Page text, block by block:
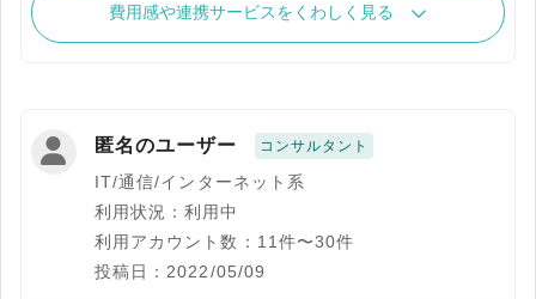
費用感や連携サービスをくわしく見る
匿名のユーザー コンサルタント
IT/通信/インターネット系
利用状況：利用中
利用アカウント数：11件〜30件
投稿日：2022/05/09